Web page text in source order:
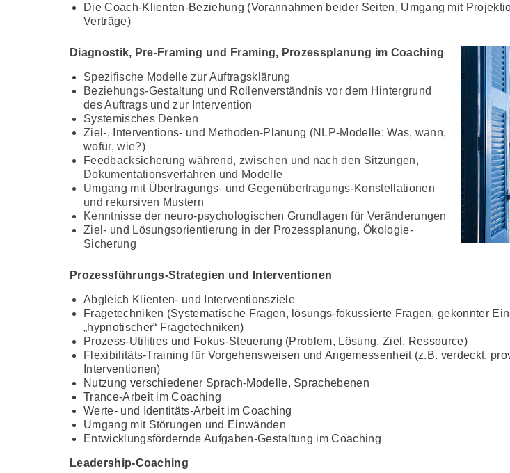
Die Coach-Klienten-Beziehung (Vorannahmen beider Seiten, Umgang mit
Verträge)
Diagnostik, Pre-Framing und Framing, Prozessplanung im Coaching
Spezifische Modelle zur Auftragsklärung
Beziehungs-Gestaltung und Rollenverständnis vor dem Hintergrund
des Auftrags und zur Intervention
Systemisches Denken
Ziel-, Interventions- und Methoden-Planung (NLP-Modelle: Was, wann,
wofür, wie?)
Feedbacksicherung während, zwischen und nach den Sitzungen,
Dokumentationsverfah­ren und Modelle
Umgang mit Übertragungs- und Gegenübertragungs-Konstellationen
und rekursiven Mustern
Kenntnisse der neuro-psychologischen Grundlagen für Veränderungen
Ziel- und Lösungsorientierung in der Prozessplanung, Ökologie-
Sicherung
Prozessführungs-Strategien und Interventionen
Abgleich Klienten- und Interventionsziele
Fragetechniken (Systematische Fragen, lösungs-fokussierte Fragen, gekonnter
„hypnotischer“ Fragetechniken)
Prozess-Utilities und Fokus-Steuerung (Problem, Lösung, Ziel, Ressource)
Flexibilitäts-Training für Vorgehensweisen und Angemessenheit (z.B. verdeckt,
Interventionen)
Nutzung verschiedener Sprach-Modelle, Sprachebenen
Trance-Arbeit im Coaching
Werte- und Identitäts-Arbeit im Coaching
Umgang mit Störungen und Einwänden
Entwicklungsfördernde Aufgaben-Gestaltung im Coaching
Leadership-Coaching